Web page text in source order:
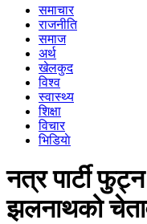
समाचार
राजनीति
समाज
अर्थ
खेलकुद
विश्व
स्वास्थ्य
शिक्षा
विचार
भिडियाे
नत्र पार्टी
झलनाथको